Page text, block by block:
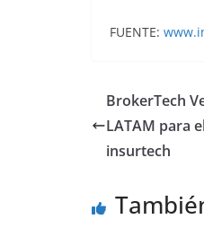
FUENTE:
BrokerTech
LATAM para
insurtech